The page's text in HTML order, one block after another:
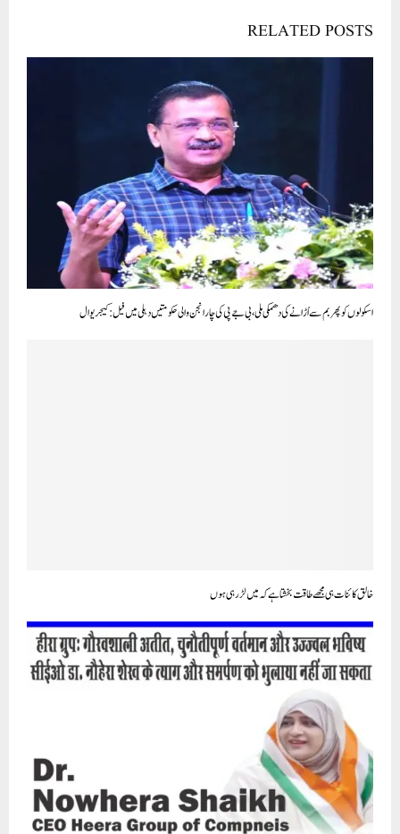
RELATED POSTS
اسکولوں کو پھر بم سے اُڑانے کی دھمکی ملی ، بی جے پی کی چار انجن والی حکومتیں دہلی میں فیل: کیجریوال
خالق کائنات ہی مجھے طاقت بخشتا ہے کہ میں لڑ رہی ہوں